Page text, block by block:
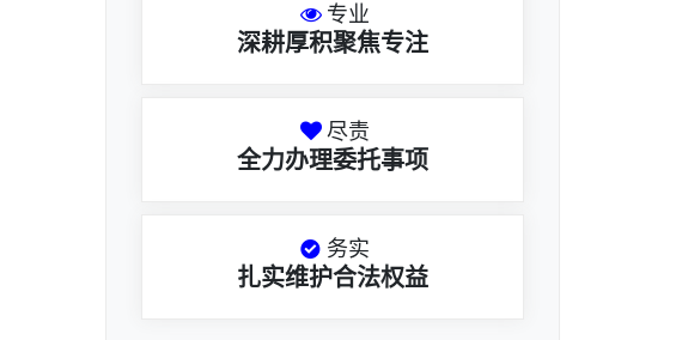
专业
深耕厚积聚焦专注
尽责
全力办理委托事项
务实
扎实维护合法权益